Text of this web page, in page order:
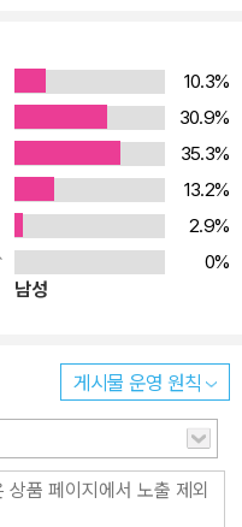
10.3%
30.9%
35.3%
13.2%
2.9%
0%
남성
게시물 운영 원칙